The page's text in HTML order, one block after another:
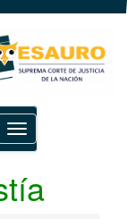
Toggle
navigation